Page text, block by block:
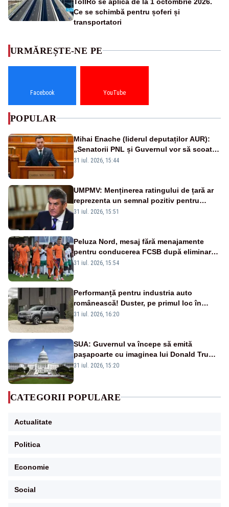
Ce se schimbă pentru șoferi și
transportatori
URMĂREȘTE-NE PE
Facebook YouTube
POPULAR
Mihai Enache (liderul deputaților AUR):
„Senatorii PNL și Guvernul vor să scoată
la vânzare bunuri publice pentru a stinge
31 iul. 2026, 15:44
UMPMV: Menținerea ratingului de țară ar
reprezenta un semnal pozitiv pentru
România. Autoritățile trebuie să continue
31 iul. 2026, 15:51
Peluza Nord, mesaj fără menajamente
pentru conducerea FCSB după eliminarea
rușinoasă din Conference League
31 iul. 2026, 15:54
Performanță pentru industria auto
românească! Duster, pe primul loc în
topul vânzărilor din Ucraina
31 iul. 2026, 16:20
SUA: Guvernul va începe să emită
paşapoarte cu imaginea lui Donald Trump
începând cu 8 august
31 iul. 2026, 15:20
CATEGORII POPULARE
Actualitate
Politica
Economie
Social